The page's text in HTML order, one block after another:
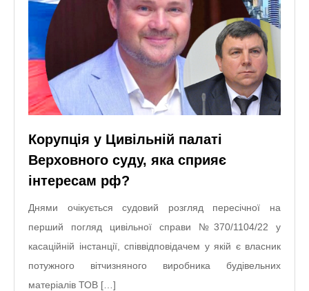
Корупція у Цивільній палаті
Верховного суду, яка сприяє
інтересам рф?
Днями очікується судовий розгляд пересічної на
перший погляд цивільної справи №370/1104/22 у
касаційній інстанції, співвідповідачем у якій є власник
потужного вітчизняного виробника будівельних
матеріалів ТОВ […]